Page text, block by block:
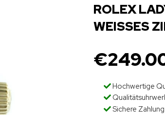
ROLEX
WEISSES
€
Hochwertige
Sichere Zahlung